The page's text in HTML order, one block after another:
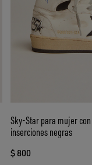
Sky-Star para mujer
inserciones negras
$ 800